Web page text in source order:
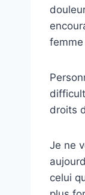
droits
Je ne
celui